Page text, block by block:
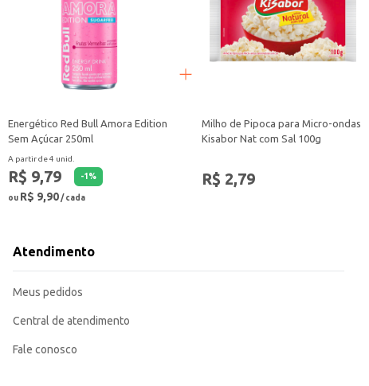
Energético Red Bull Amora Edition
Sem Açúcar 250ml
A partir de 4 unid.
R$ 9,79 -1 %
ou R$ 9,90/ cada
Milho de Pipoca para Micro-ondas
Kisabor Nat com Sal 100g
R$ 2,79
Atendimento
Meus pedidos
Central de atendimento
Fale conosco